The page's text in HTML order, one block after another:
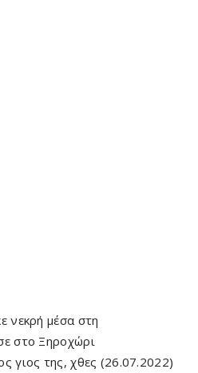
νεκρή μέσα στη
στο Ξηροχώρι
γιος της, χθες (26.07.2022)